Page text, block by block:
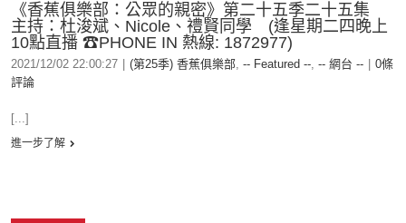
《香蕉俱樂部：公眾的親密》第二十五季二十五集
主持：杜浚斌、Nicole、禮賢同學 (逢星期二四晚上
10點直播 ☎PHONE IN 熱線: 1872977)
2021/12/02 22:00:27 (第25季) 香蕉俱樂部, -- Featured --, -- 網台 --
0條
評論
[...]
進一步了解